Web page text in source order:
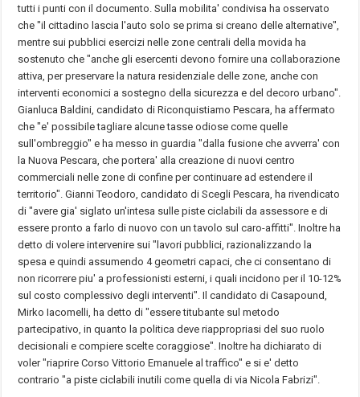
tutti i punti con il documento. Sulla mobilita' condivisa ha osservato
che "il cittadino lascia l'auto solo se prima si creano delle alternative",
mentre sui pubblici esercizi nelle zone centrali della movida ha
sostenuto che "anche gli esercenti devono fornire una collaborazione
attiva, per preservare la natura residenziale delle zone, anche con
interventi economici a sostegno della sicurezza e del decoro urbano".
Gianluca Baldini, candidato di Riconquistiamo Pescara, ha affermato
che "e' possibile tagliare alcune tasse odiose come quelle
sull'ombreggio" e ha messo in guardia "dalla fusione che avverra' con
la Nuova Pescara, che portera' alla creazione di nuovi centro
commerciali nelle zone di confine per continuare ad estendere il
territorio". Gianni Teodoro, candidato di Scegli Pescara, ha rivendicato
di "avere gia' siglato un'intesa sulle piste ciclabili da assessore e di
essere pronto a farlo di nuovo con un tavolo sul caro-affitti". Inoltre ha
detto di volere intervenire sui "lavori pubblici, razionalizzando la
spesa e quindi assumendo 4 geometri capaci, che ci consentano di
non ricorrere piu' a professionisti esterni, i quali incidono per il 10-12%
sul costo complessivo degli interventi". Il candidato di Casapound,
Mirko Iacomelli, ha detto di "essere titubante sul metodo
partecipativo, in quanto la politica deve riappropriasi del suo ruolo
decisionali e compiere scelte coraggiose". Inoltre ha dichiarato di
voler "riaprire Corso Vittorio Emanuele al traffico" e si e' detto
contrario "a piste ciclabili inutili come quella di via Nicola Fabrizi".